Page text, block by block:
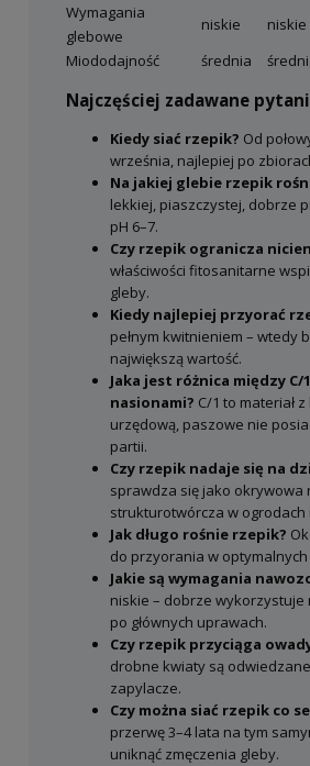
Wymagania
glebowe
niskie niskie
Miododajność
średnia
Najczęściej zadawane
Kiedy siać rzepik? Od
września, najlepiej po
Na jakiej glebie rzepik
lekkiej, piaszczystej, dobrze
pH 6–7.
Czy rzepik ogranicza
właściwości fitosanitarne
gleby.
Kiedy najlepiej przyorać
pełnym kwitnieniem – wtedy
największą wartość.
Jaka jest różnica między C/
nasionami? C/1 to materiał
urzędową, paszowe nie
partii.
Czy rzepik nadaje się na
sprawdza się jako okrywowa
strukturotwórcza w ogrodach
Jak długo rośnie rzepik?
do przyorania w
Jakie są wymagania
niskie – dobrze
po głównych uprawach.
Czy rzepik przyciąga
drobne kwiaty są
zapylacze.
Czy można siać rzepik co
przerwę 3–4 lata na tym
uniknąć zmęczenia gleby.